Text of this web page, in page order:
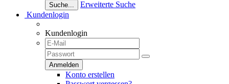
Suche...
Erweiterte Suche
Kundenlogin
Kundenlogin
Konto erstellen